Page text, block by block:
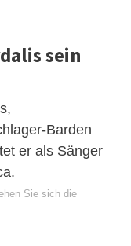
sein
Barden
er als Sänger
Sie sich die